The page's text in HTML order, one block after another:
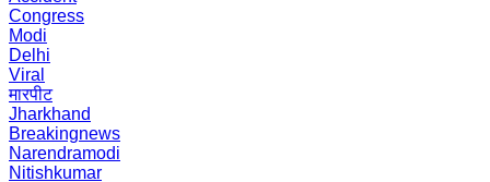
Congress
Modi
Delhi
Viral
मारपीट
Jharkhand
Breakingnews
Narendramodi
Nitishkumar